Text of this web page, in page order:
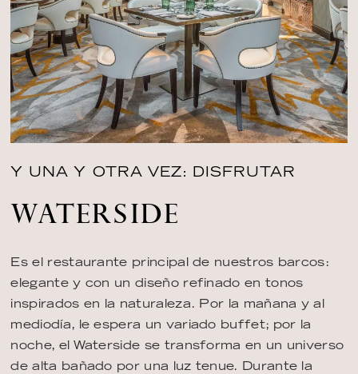
Y UNA Y OTRA VEZ: DISFRUTAR
WATERSIDE
Es el restaurante principal de nuestros barcos:
elegante y con un diseño refinado en tonos
inspirados en la naturaleza. Por la mañana y al
mediodía, le espera un variado buffet; por la
noche, el Waterside se transforma en un universo
de alta bañado por una luz tenue. Durante la